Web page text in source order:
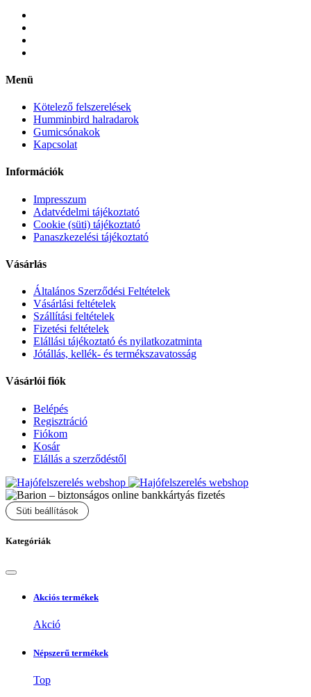
Menü
Kötelező felszerelések
Humminbird halradarok
Gumicsónakok
Kapcsolat
Információk
Impresszum
Adatvédelmi tájékoztató
Cookie (süti) tájékoztató
Panaszkezelési tájékoztató
Vásárlás
Általános Szerződési Feltételek
Vásárlási feltételek
Szállítási feltételek
Fizetési feltételek
Elállási tájékoztató és nyilatkozatminta
Jótállás, kellék- és termékszavatosság
Vásárlói fiók
Belépés
Regisztráció
Fiókom
Kosár
Elállás a szerződéstől
Süti beállítások
Kategóriák
Akciós termékek
Akció
Népszerű termékek
Top